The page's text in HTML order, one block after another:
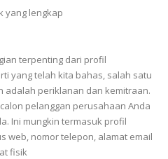
yang lengkap
terpenting dari profil
yangtelah kita bahas, salah satu
adalah periklanan dan kemitraan.
calon pelanggan perusahaan Anda
Ini mungkin termasuk profil
web, nomortelepon, alamat email
fisik